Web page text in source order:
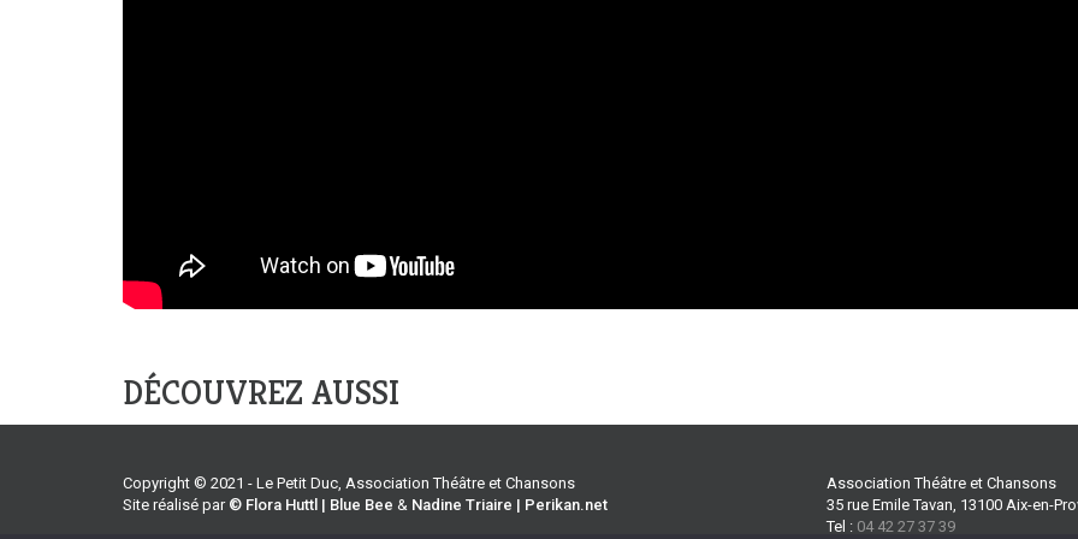
DÉCOUVREZ AUSSI
Copyright © 2021 - Le Petit Duc, Association Théâtre et Chansons
Site réalisé par © Flora Huttl | Blue Bee & Nadine Triaire | Perikan.net
Association Théâtre et Chansons
35 rue Emile Tavan, 13100 Aix-en-
Tel : 04 42 27 37 39